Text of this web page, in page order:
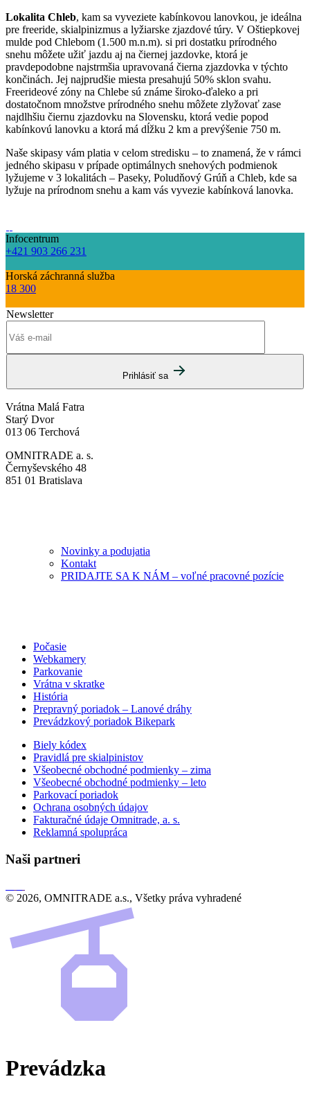
Lokalita Chleb, kam sa vyveziete kabínkovou lanovkou, je ideálna
pre freeride, skialpinizmus a lyžiarske zjazdové túry. V Oštiepkovej
mulde pod Chlebom (1.500 m.n.m). si pri dostatku prírodného
snehu môžete užiť jazdu aj na čiernej jazdovke, ktorá je
pravdepodobne najstrmšia upravovaná čierna zjazdovka v týchto
končinách. Jej najprudšie miesta presahujú 50% sklon svahu.
Freerideové zóny na Chlebe sú známe široko-ďaleko a pri
dostatočnom množstve prírodného snehu môžete zlyžovať zase
najdlhšiu čiernu zjazdovku na Slovensku, ktorá vedie popod
kabínkovú lanovku a ktorá má dĺžku 2 km a prevýšenie 750 m.
Naše skipasy vám platia v celom stredisku – to znamená, že v rámci
jedného skipasu v prípade optimálnych snehových podmienok
lyžujeme v 3 lokalitách – Paseky, Poludňový Grúň a Chleb, kde sa
lyžuje na prírodnom snehu a kam vás vyvezie kabínková lanovka.
Infocentrum
+421 903 266 231
Horská záchranná služba
18 300
Newsletter
Prihlásiť sa
Vrátna Malá Fatra
Starý Dvor
013 06 Terchová
OMNITRADE a. s.
Černyševského 48
851 01 Bratislava
Novinky a podujatia
Kontakt
PRIDAJTE SA K NÁM – voľné pracovné pozície
Počasie
Webkamery
Parkovanie
Vrátna v skratke
História
Prepravný poriadok – Lanové dráhy
Prevádzkový poriadok Bikepark
Biely kódex
Pravidlá pre skialpinistov
Všeobecné obchodné podmienky – zima
Všeobecné obchodné podmienky – leto
Parkovací poriadok
Ochrana osobných údajov
Fakturačné údaje Omnitrade, a. s.
Reklamná spolupráca
Naši partneri
© 2026, OMNITRADE a.s., Všetky práva vyhradené
Prevádzka